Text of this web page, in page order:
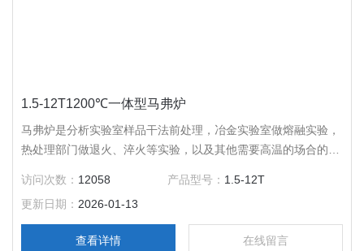
1.5-12T1200℃一体型马弗炉
马弗炉是分析实验室样品干法前处理，冶金实验室做熔融实验，
热处理部门做退火、淬火等实验，以及其他需要高温的场合的加
的产品，该产品将炉体与控制部分做了的整合，极大的降低了所
占空间面积。
访问次数： 12058 产品型号： 1.5-12T
更新日期： 2026-01-13
查看详情 在线留言